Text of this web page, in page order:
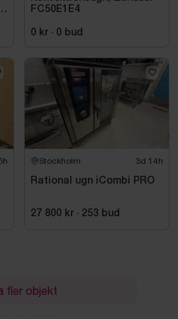
FC50E1E4
0 kr · 0 bud
Stockholm 3d 14h
Rational ugn iCombi PRO
27 800 kr · 253 bud
fler objekt